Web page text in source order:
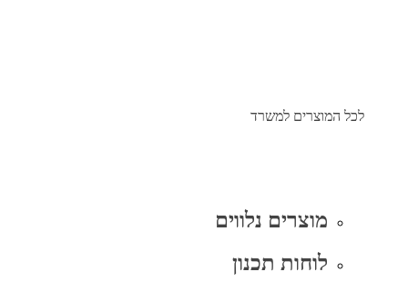
לכל המוצרים למשרד
מוצרים נלווים
לוחות תכנון